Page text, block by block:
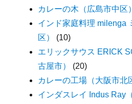
カレーの木（広島市中区）
インド家庭料理 milenga
区）
(10)
エリックサウス ERICK
古屋市）
(20)
カレーの工場（大阪市北
インダスレイ Indus Ray